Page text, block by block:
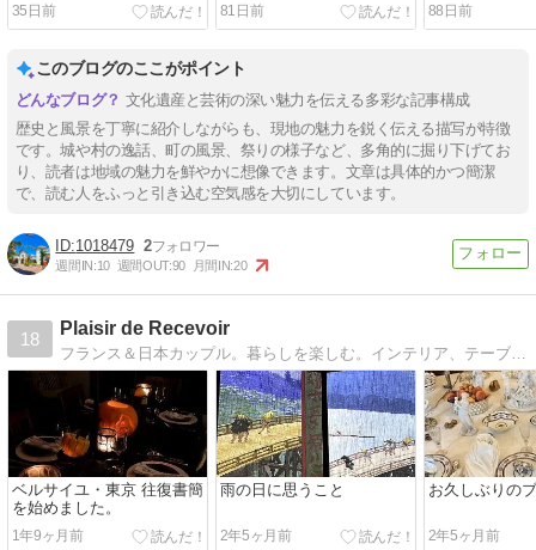
35日前
81日前
88日前
このブログのここがポイント
文化遺産と芸術の深い魅力を伝える多彩な記事構成
歴史と風景を丁寧に紹介しながらも、現地の魅力を鋭く伝える描写が特徴
です。城や村の逸話、町の風景、祭りの様子など、多角的に掘り下げてお
り、読者は地域の魅力を鮮やかに想像できます。文章は具体的かつ簡潔
で、読む人をふっと引き込む空気感を大切にしています。
1018479 2
週間IN:10 週間OUT:90 月間IN:20
18
Plaisir de Recevoir
フランス＆日本カップル。暮らしを楽しむ。インテリア、テーブルコーディネート、フランス家庭料理、おもてなし、暮らしのこと。
ベルサイユ・東京 往復書簡
を始めました。
1年9ヶ月前
雨の日に思うこと
2年5ヶ月前
お久しぶりの
2年5ヶ月前